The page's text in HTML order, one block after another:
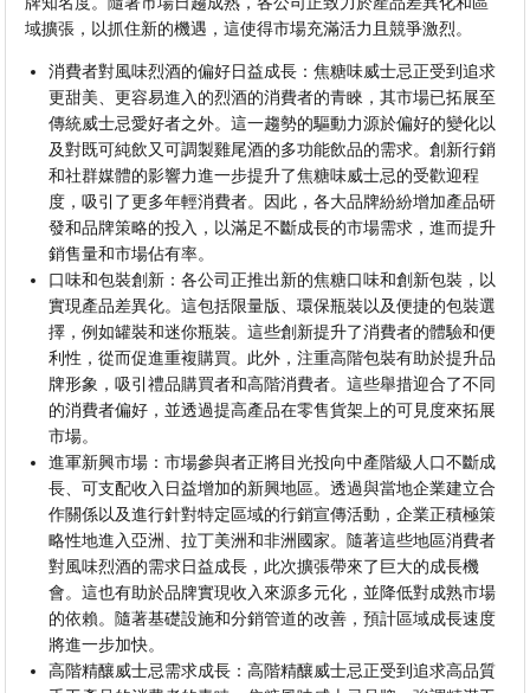
域擴張，以抓住新的機遇，這使得市場充滿活力且競爭激烈。
消費者對風味烈酒的偏好日益成長：焦糖味威士忌正受到追求
更甜美、更容易進入的烈酒的消費者的青睞，其市場已拓展至
傳統威士忌愛好者之外。這一趨勢的驅動力源於偏好的變化以
及對既可純飲又可調製雞尾酒的多功能飲品的需求。創新行銷
和社群媒體的影響力進一步提升了焦糖味威士忌的受歡迎程
度，吸引了更多年輕消費者。因此，各大品牌紛紛增加產品研
發和品牌策略的投入，以滿足不斷成長的市場需求，進而提升
銷售量和市場佔有率。
口味和包裝創新：各公司正推出新的焦糖口味和創新包裝，以
實現產品差異化。這包括限量版、環保瓶裝以及便捷的包裝選
擇，例如罐裝和迷你瓶裝。這些創新提升了消費者的體驗和便
利性，從而促進重複購買。此外，注重高階包裝有助於提升品
牌形象，吸引禮品購買者和高階消費者。這些舉措迎合了不同
的消費者偏好，並透過提高產品在零售貨架上的可見度來拓展
市場。
進軍新興市場：市場參與者正將目光投向中產階級人口不斷成
長、可支配收入日益增加的新興地區。透過與當地企業建立合
作關係以及進行針對特定區域的行銷宣傳活動，企業正積極策
略性地進入亞洲、拉丁美洲和非洲國​​家。隨著這些地區消費者
對風味烈酒的需求日益成長，此次擴張帶來了巨大的成長機
會。這也有助於品牌實現收入來源多元化，並降低對成熟市場
的依賴。隨著基礎設施和分銷管道的改善，預計區域成長速度
將進一步加快。
高階精釀威士忌需求成長：高階精釀威士忌正受到追求高品質